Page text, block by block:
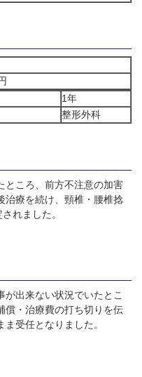
1年
整形外科
ところ、前方不注意の加害
治療を続け、頸椎・腰椎捻
れました。
出来ない状況でいたとこ
償・治療費の打ち切りを伝
受任となりました。